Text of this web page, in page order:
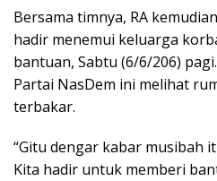
Bersama timnya, RA
hadir menemui keluarga
bantuan, Sabtu (6/6/206)
Partai NasDem ini melihat
terbakar.
“Gitu dengar kabar musibah
Kita hadir untuk memberi